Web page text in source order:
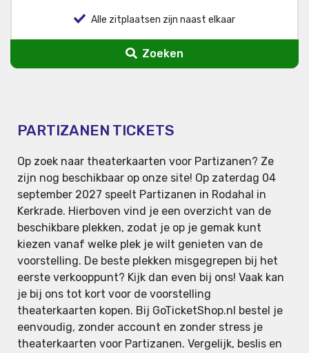
Alle zitplaatsen zijn naast elkaar
Zoeken
PARTIZANEN TICKETS
Op zoek naar theaterkaarten voor Partizanen? Ze
zijn nog beschikbaar op onze site! Op zaterdag 04
september 2027 speelt Partizanen in Rodahal in
Kerkrade. Hierboven vind je een overzicht van de
beschikbare plekken, zodat je op je gemak kunt
kiezen vanaf welke plek je wilt genieten van de
voorstelling. De beste plekken misgegrepen bij het
eerste verkooppunt? Kijk dan even bij ons! Vaak kan
je bij ons tot kort voor de voorstelling
theaterkaarten kopen. Bij GoTicketShop.nl bestel je
eenvoudig, zonder account en zonder stress je
theaterkaarten voor Partizanen. Vergelijk, beslis en